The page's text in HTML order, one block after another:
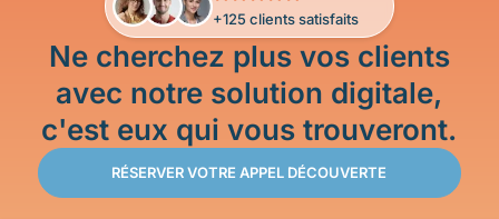
+125 clients satisfaits
Ne cherchez plus vos clients
avec notre solution digitale,
c'est eux qui vous trouveront.
RÉSERVER VOTRE APPEL DÉCOUVERTE